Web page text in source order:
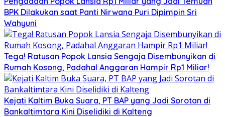
BPK Dilakukan saat Panti Nirwana Puri Dipimpin Sri
Wahyuni
Tega! Ratusan Popok Lansia Sengaja Disembunyikan di
Rumah Kosong, Padahal Anggaran Hampir Rp1 Miliar!
Kejati Kaltim Buka Suara, PT BAP yang Jadi Sorotan di
Bankaltimtara Kini Diselidiki di Kalteng